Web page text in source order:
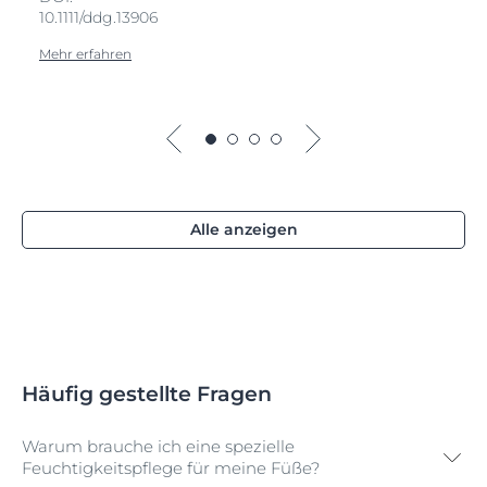
10.1111/ddg.13906
Mehr erfahren
Alle anzeigen
Häufig gestellte Fragen
Warum brauche ich eine spezielle
Feuchtigkeitspflege für meine Füße?